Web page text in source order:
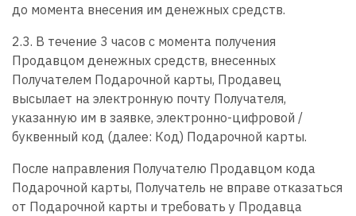
до момента внесения им денежных средств.
2.3. В течение 3 часов с момента получения
Продавцом денежных средств, внесенных
Получателем Подарочной карты, Продавец
высылает на электронную почту Получателя,
указанную им в заявке, электронно-цифровой /
буквенный код (далее: Код) Подарочной карты.
После направления Получателю Продавцом кода
Подарочной карты, Получатель не вправе отказаться
от Подарочной карты и требовать у Продавца